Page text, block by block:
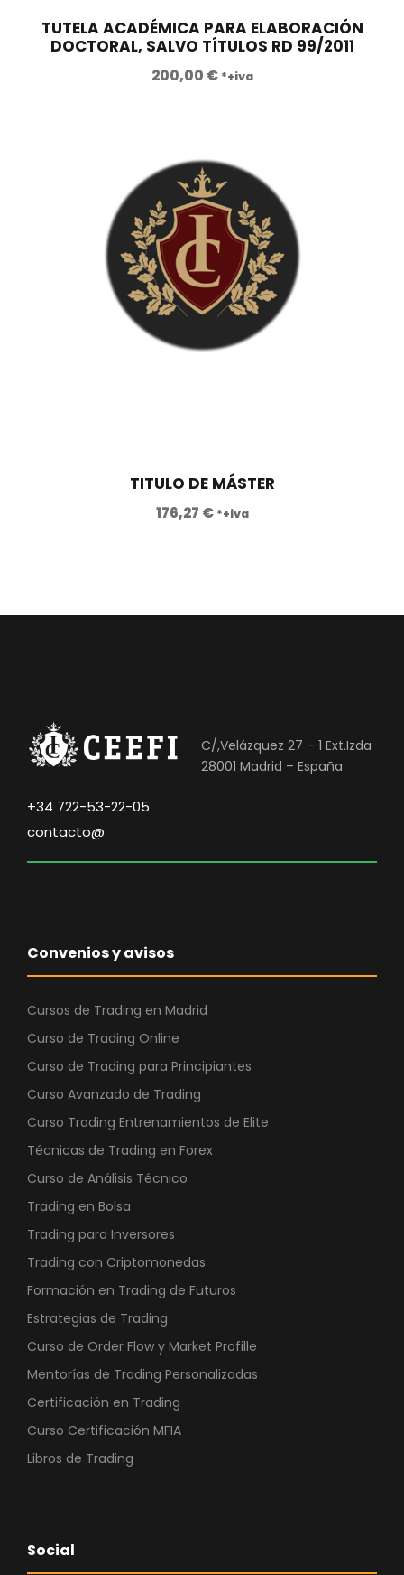
a
:
1
0
,
0
€
.
2
1
TUTELA ACADÉMICA PARA ELABORACIÓN
DOCTORAL, SALVO TÍTULOS RD 99/2011
200,00 € *+iva
TITULO DE MÁSTER
176,27 € *+iva
C/,Velázquez 27 – 1 Ext.Izda
28001 Madrid – España
+34 722-53-22-05
contacto@
Convenios y avisos
Cursos de Trading en Madrid
Curso de Trading Online
Curso de Trading para Principiantes
Curso Avanzado de Trading
Curso Trading Entrenamientos de Elite
Técnicas de Trading en Forex
Curso de Análisis Técnico
Trading en Bolsa
Trading para Inversores
Trading con Criptomonedas
Formación en Trading de Futuros
Estrategias de Trading
Curso de Order Flow y Market Profille
Mentorías de Trading Personalizadas
Certificación en Trading
Curso Certificación MFIA
Libros de Trading
Social